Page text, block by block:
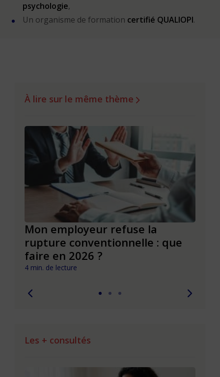
psychologie,
Un organisme de formation certifié QUALIOPI.
À lire sur le même thème
Mon employeur refuse la
rupture conventionnelle : que
faire en 2026 ?
4 min. de lecture
Les + consultés